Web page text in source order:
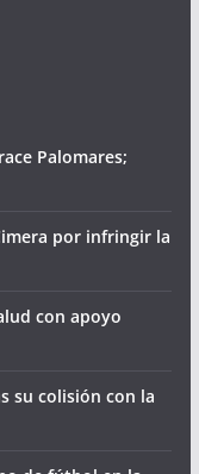
Palomares;
por infringir la
con apoyo
su colisión con la